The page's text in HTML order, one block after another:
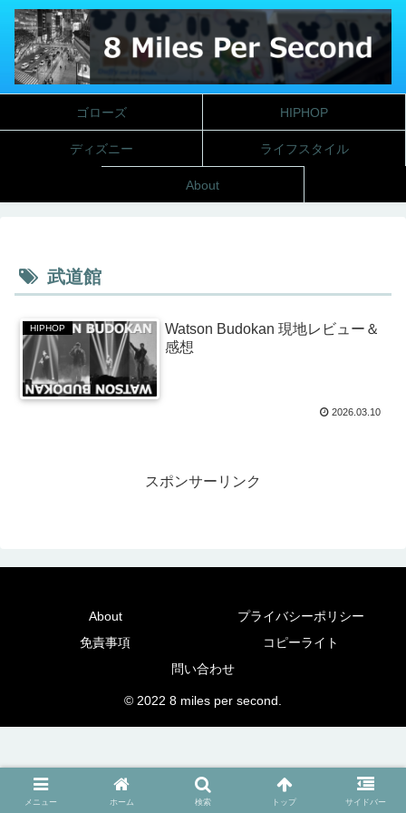
ゴローズ HIPHOP
ディズニー ライフスタイル
About
武道館
HIPHOP
Watson Budokan 現地レビュー＆
感想
2026.03.10
スポンサーリンク
About
プライバシーポリシー
免責事項
コピーライト
問い合わせ
© 2022 8 miles per second.
メニュー ホーム 検索 トップ サイドバー